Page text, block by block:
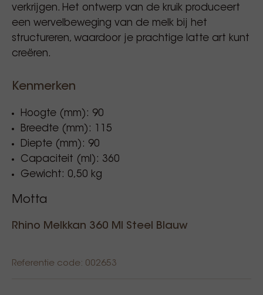
verkrijgen. Het ontwerp van de kruik produceert
een wervelbeweging van de melk bij het
structureren, waardoor je prachtige latte art kunt
creëren.
Kenmerken
Hoogte (mm): 90
Breedte (mm): 115
Diepte (mm): 90
Capaciteit (ml): 360
Gewicht: 0,50 kg
Motta
Rhino Melkkan 360 Ml Steel Blauw
Referentie code: 002653